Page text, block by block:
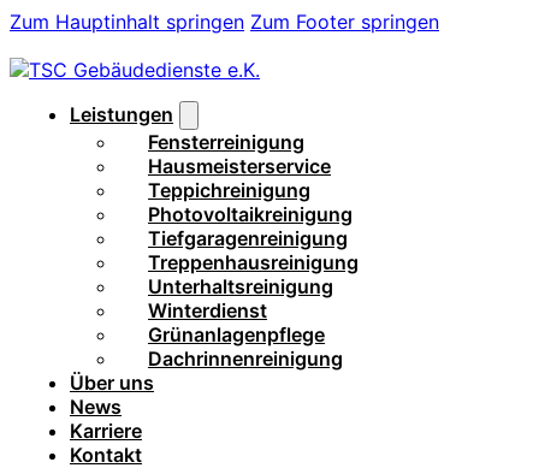
Zum Hauptinhalt springen Zum Footer springen
Leistungen
Fensterreinigung
Hausmeisterservice
Teppichreinigung
Photovoltaikreinigung
Tiefgaragenreinigung
Treppenhausreinigung
Unterhaltsreinigung
Winterdienst
Grünanlagenpflege
Dachrinnenreinigung
Über uns
News
Karriere
Kontakt